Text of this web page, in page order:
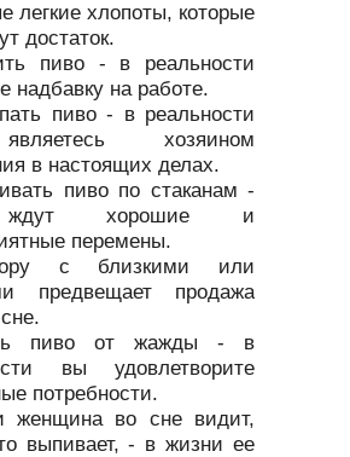
легкие хлопоты, которые
достаток.
пиво - в реальности
надбавку на работе.
пиво - в реальности
хозяином
в настоящих делах.
пиво по стаканам -
хорошие и
перемены.
с близкими или
предвещает продажа
пиво от жажды - в
вы удовлетворите
потребности.
женщина во сне видит,
то выпивает, - в жизни ее